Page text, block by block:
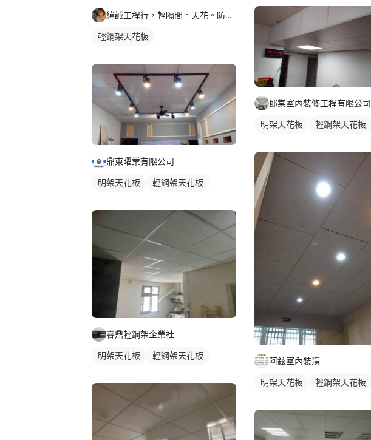
緯誠工程行，輕隔間。天花。防火建材居家隔間，天花
輕鋼架天花板
鼎東曜業有限公司
明架天花板 輕鋼架天花板
睿鼎輕鋼架企業社
明架天花板 輕鋼架天花板
邷棠室內裝修工程有限公司
明架天花板 輕鋼架天花板
阿鉉室內裝潢
明架天花板 輕鋼架天花板